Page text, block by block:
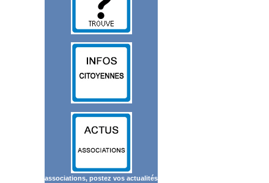
associations, postez vos actualités